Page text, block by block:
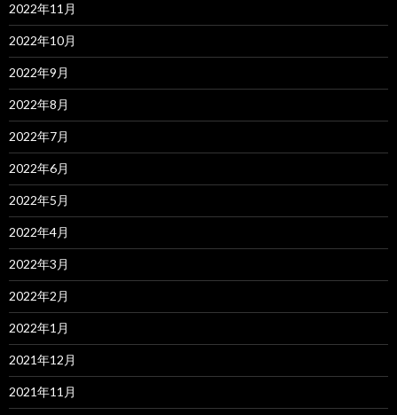
2022年11月
2022年10月
2022年9月
2022年8月
2022年7月
2022年6月
2022年5月
2022年4月
2022年3月
2022年2月
2022年1月
2021年12月
2021年11月